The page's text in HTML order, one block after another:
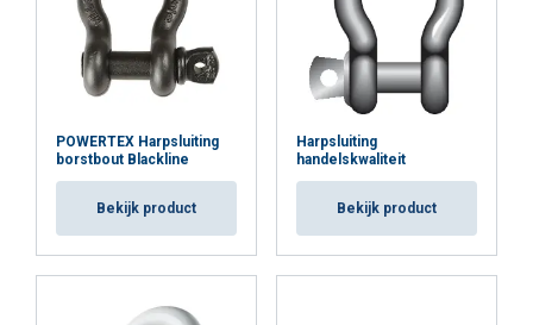
POWERTEX Harpsluiting
borstbout Blackline
Bekijk product
Harpsluiting
handelskwaliteit
Bekijk product
ALLES ACCEPTEREN
ALLES AFWIJZEN
DETAILS WEERGEVEN
Cookie Policy